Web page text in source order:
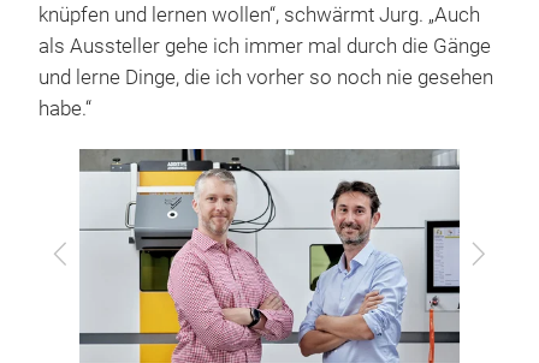
knüpfen und lernen wollen“, schwärmt Jurg. „Auch
als Aussteller gehe ich immer mal durch die Gänge
und lerne Dinge, die ich vorher so noch nie gesehen
habe.“
Zurück Vor